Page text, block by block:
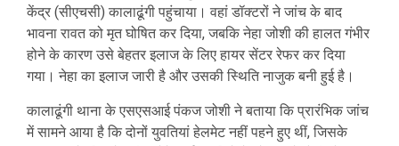
केंद्र (सीएचसी) कालाढूंगी पहुंचाया। वहां डॉक्टरों ने जांच के बाद
भावना रावत को मृत घोषित कर दिया, जबकि नेहा जोशी की हालत गंभीर
होने के कारण उसे बेहतर इलाज के लिए हायर सेंटर रेफर कर दिया
गया। नेहा का इलाज जारी है और उसकी स्थिति नाजुक बनी हुई है।
कालाढूंगी थाना के एसएसआई पंकज जोशी ने बताया कि प्रारंभिक जांच
में सामने आया है कि दोनों युवतियां हेलमेट नहीं पहने हुए थीं, जिसके